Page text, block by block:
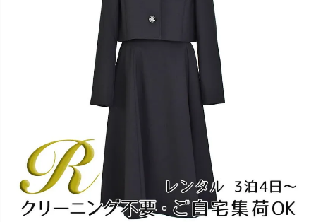
レディース
コスチューム アウター
インナー・パニエ アクセサリー
ジュエリー 音楽雑貨
きちんと感のあるフォーマル
Shichi-Go-San
七五三
3歳・5歳・7歳の晴れの日
予約・配送・返却・料金
レンタルの流れ
あんしんパック
汚れ・キズ・破損の補償
ご購入・サポート
07 販売・共通のご案内
品質・返品・お手入れ
08 送料・お支払い
送料・決済方法
茨城県土浦市大町14-16-1F
10:00–18:00（完全予約制）
店舗を予約する →